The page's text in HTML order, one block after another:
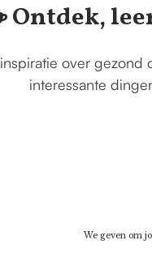
Ontdek,
over
interessante
We geven om